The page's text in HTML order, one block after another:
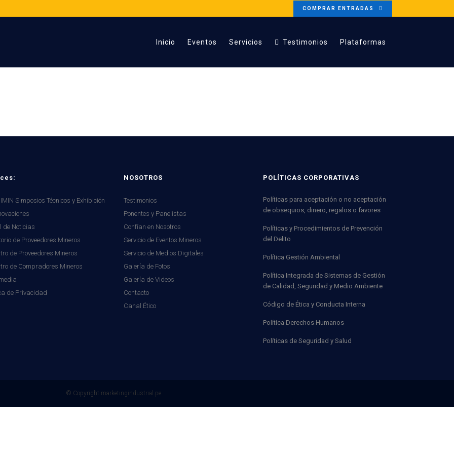
COMPRAR ENTRADAS
Inicio Eventos Servicios Testimonios Plataformas
Simposios Técnicos y Exhibición
de Noticias
de Proveedores Mineros
de Proveedores Mineros
de Compradores Mineros
de Privacidad
NOSOTROS
Testimonios
Ponentes y Panelistas
Confían en Nosotros
Servicio de Eventos Mineros
Servicio de Medios Digitales
Galería de Fotos
Galería de Videos
Contacto
Canal Ético
POLÍTICAS CORPORATIVAS
Políticas para aceptación o no aceptación
de obsequios, dinero, regalos o favores
Políticas y Procedimientos de Prevención
del Delito
Política Gestión Ambiental
Política Integrada de Sistemas de Gestión
de Calidad, Seguridad y Medio Ambiente
Código de Ética y Conducta Interna
Política Derechos Humanos
Políticas de Seguridad y Salud
© Copyright marketingindustrial.pe